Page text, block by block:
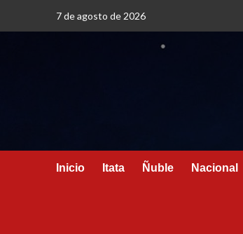
7 de agosto de 2026
Inicio Itata Ñuble Nacional